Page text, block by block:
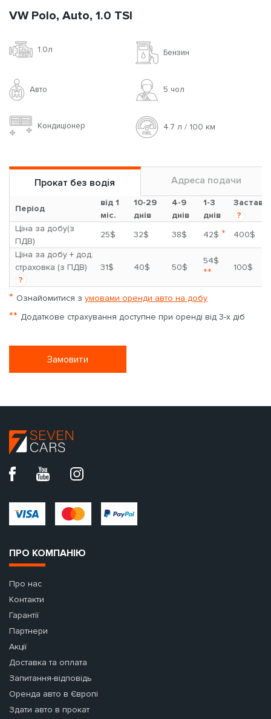
VW Polo, Auto, 1.0 TSI
1.0л Бензин
Авто 5 чoл
Кондиціонер 4.7 л / 100 км
Прокат без водія Адреса подачи
Період
від 1
міс.
10-29
днів
4-9
днів
1-3
днів
Застава
?
Ціна за добу(з
ПДВ)
25$ 32$ 38$ 42$ *
400$
Ціна за добу + дод.
страховка (з ПДВ)
?
31$ 40$ 50$
54$
** 100$
* Ознайомитися з умовами оренди авто на добу
** Додаткове страхування доступне при оренді від 3-х діб
Замовити
ПРО КОМПАНІЮ
Про нас
Контакти
Гарантії
Партнери
Акції
Доставка та оплата
Запитання-відповідь
Оренда авто в Європі
Здати авто в прокат